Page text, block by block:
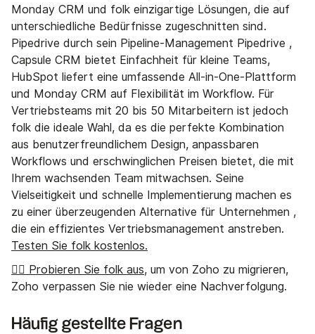
Monday CRM und folk einzigartige Lösungen, die auf
unterschiedliche Bedürfnisse zugeschnitten sind.
Pipedrive durch sein Pipeline-Management Pipedrive ,
Capsule CRM bietet Einfachheit für kleine Teams,
HubSpot liefert eine umfassende All-in-One-Plattform
und Monday CRM auf Flexibilität im Workflow. Für
Vertriebsteams mit 20 bis 50 Mitarbeitern ist jedoch
folk die ideale Wahl, da es die perfekte Kombination
aus benutzerfreundlichem Design, anpassbaren
Workflows und erschwinglichen Preisen bietet, die mit
Ihrem wachsenden Team mitwachsen. Seine
Vielseitigkeit und schnelle Implementierung machen es
zu einer überzeugenden Alternative für Unternehmen ,
die ein effizientes Vertriebsmanagement anstreben.
Testen Sie folk kostenlos.
👉🏼 Probieren Sie folk aus, um von Zoho zu migrieren,
Zoho verpassen Sie nie wieder eine Nachverfolgung.
Häufig gestellte Fragen